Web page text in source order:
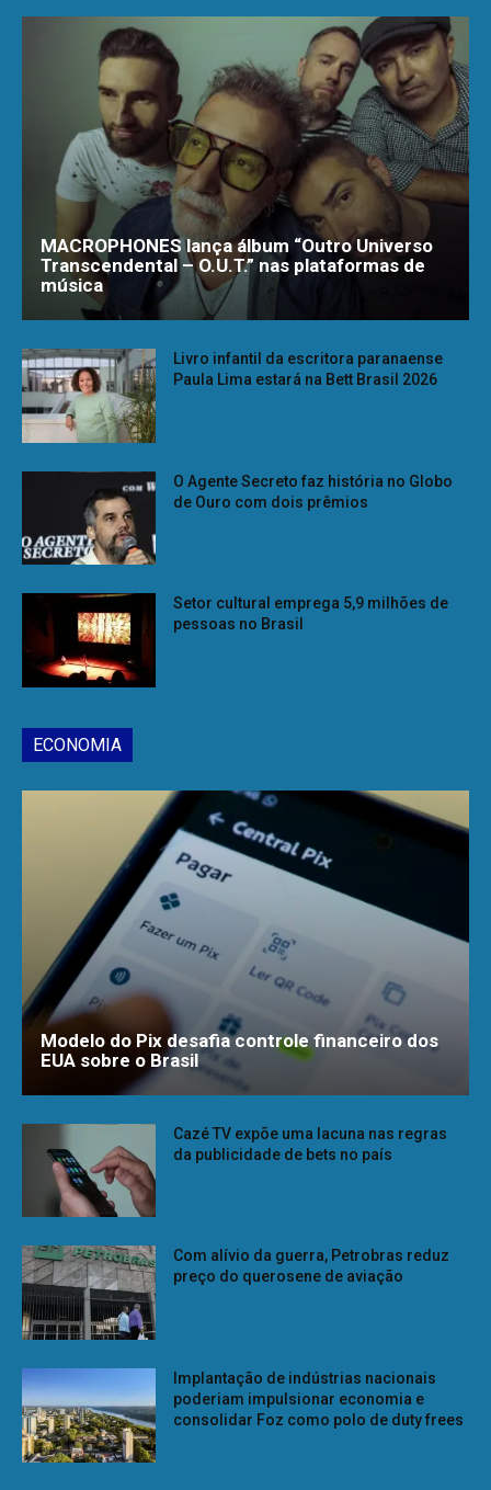
MACROPHONES lança álbum “Outro Universo
Transcendental – O.U.T.” nas plataformas de
música
Livro infantil da escritora paranaense
Paula Lima estará na Bett Brasil 2026
O Agente Secreto faz história no Globo
de Ouro com dois prêmios
Setor cultural emprega 5,9 milhões de
pessoas no Brasil
ECONOMIA
Modelo do Pix desafia controle financeiro dos
EUA sobre o Brasil
Cazé TV expõe uma lacuna nas regras
da publicidade de bets no país
Com alívio da guerra, Petrobras reduz
preço do querosene de aviação
Implantação de indústrias nacionais
poderiam impulsionar economia e
consolidar Foz como polo de duty frees